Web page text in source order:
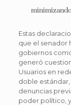
Estas
que el senador
gobiernos
generó
Usuarios en
doble
denuncias
poder político,